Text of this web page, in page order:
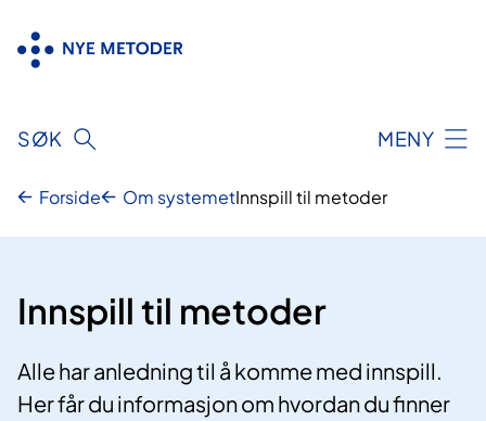
innhold
SØK MENY
Forside Om systemetInnspill til metoder
Innspill til metoder
Alle har anledning til å komme med innspill.
Her får du informasjon om hvordan du finner